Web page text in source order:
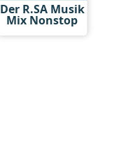
Der R.SA Musik
Mix Nonstop